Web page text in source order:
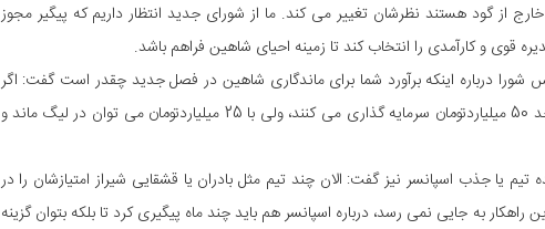
از گود هستند نظرشان تغییر می کند. ما از شورای جدید انتظار داریم که پیگیر مجوز
قوی و کارآمدی را انتخاب کند تا زمینه احیای شاهین فراهم باشد.
شورا درباره اینکه برآورد شما برای ماندگاری شاهین در فصل جدید چقدر است گفت: اگر
بنای صعود به لیگ برتر باشد، تیم ها در حد 50 میلیاردتومان سرمایه گذاری می کنند، ولی با 25 میلیاردتومان می توان در لیگ ماند و
تیم یا جذب اسپانسر نیز گفت: الان چند تیم مثل بادران یا قشقایی شیراز امتیازشان را در
به جایی نمی رسد، درباره اسپانسر هم باید چند ماه پیگیری کرد تا بلکه بتوان گزینه